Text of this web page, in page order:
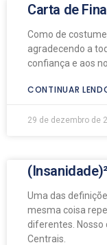
Carta de
Como de
agradecendo a
confiança e aos
CONTINUAR
29 de dezembro de
(Insanidade)²
Uma das
mesma coisa
diferentes. Nosso
Centrais.